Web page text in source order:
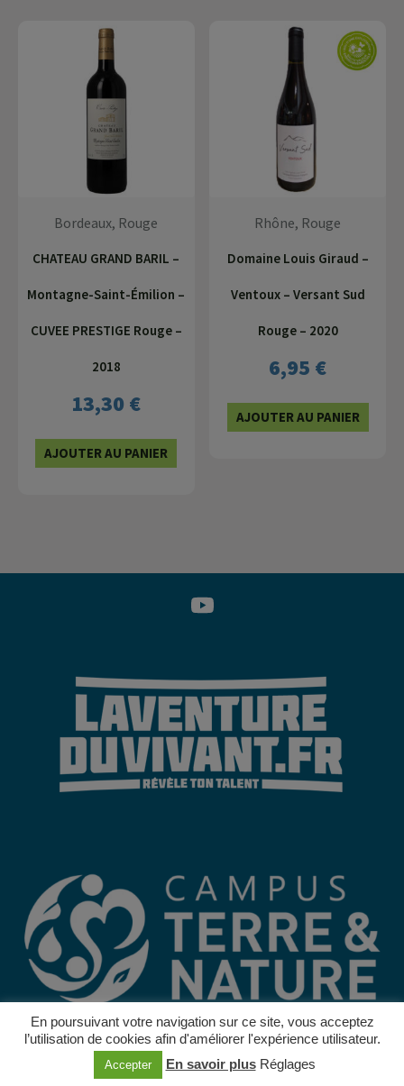
Bordeaux, Rouge
CHATEAU GRAND BARIL –
Montagne-Saint-Émilion –
CUVEE PRESTIGE Rouge –
2018
13,30 €
AJOUTER AU PANIER
Rhône, Rouge
Domaine Louis Giraud –
Ventoux – Versant Sud
Rouge – 2020
6,95 €
AJOUTER AU PANIER
Mentions légales Protections des données
En poursuivant votre navigation sur ce site, vous acceptez
l’utilisation de cookies afin d'améliorer l'expérience utilisateur.
Accepter En savoir plus Réglages